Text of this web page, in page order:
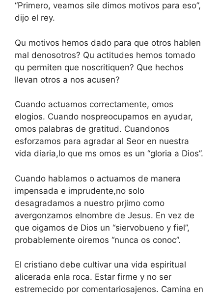
“Primero, veamos sile dimos motivos para eso”,
dijo el rey.
Qu motivos hemos dado para que otros hablen
mal denosotros? Qu actitudes hemos tomado
qu permiten que noscritiquen? Que hechos
llevan otros a nos acusen?
Cuando actuamos correctamente, omos
elogios. Cuando nospreocupamos en ayudar,
omos palabras de gratitud. Cuandonos
esforzamos para agradar al Seor en nuestra
vida diaria,lo que ms omos es un “gloria a Dios”.
Cuando hablamos o actuamos de manera
impensada e imprudente,no solo
desagradamos a nuestro prjimo como
avergonzamos elnombre de Jesus. En vez de
que oigamos de Dios un “siervobueno y fiel”,
probablemente oiremos “nunca os conoc”.
El cristiano debe cultivar una vida espiritual
alicerada enla roca. Estar firme y no ser
estremecido por comentariosajenos. Camina en